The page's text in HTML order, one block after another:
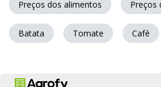
Preços dos alimentos Preços
Batata Tomate Café